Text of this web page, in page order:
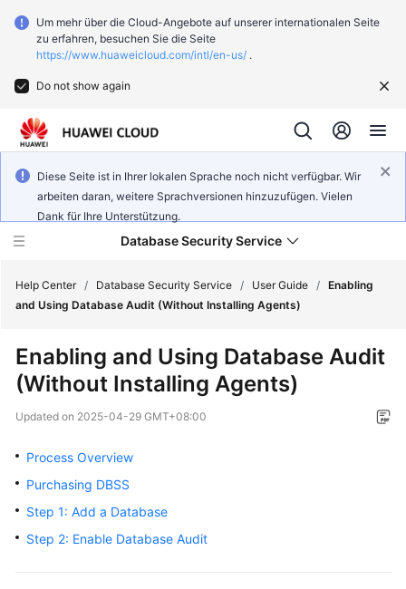
Um mehr über die Cloud-Angebote auf unserer internationalen Seite
zu erfahren, besuchen Sie die Seite
https://www.huaweicloud.com/intl/en-us/ .
Do not show again
Diese Seite ist in Ihrer lokalen Sprache noch nicht verfügbar. Wir
arbeiten daran, weitere Sprachversionen hinzuzufügen. Vielen
Dank für Ihre Unterstützung.
Database Security Service
New
Overview
Getting
Started
Guide
Help Center / Database Security Service / User Guide / Enabling
and Using Database Audit (Without Installing Agents)
Enabling and Using Database Audit
(Without Installing Agents)
Updated on 2025-04-29 GMT+08:00
Process Overview
Purchasing DBSS
Step 1: Add a Database
Step 2: Enable Database Audit